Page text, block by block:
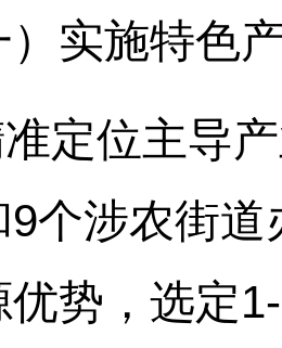
）实施特色
定位主导
个涉农街道
优势，选定